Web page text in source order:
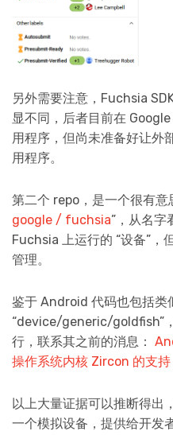
另外需要注意，Fuchsia
显不同，后者目前在
用程序，但尚未准备好让外
用程序。
第二个 repo，是一个很有意
google / fuchsia”，从名字
Fuchsia 上运行的 “设备”
管理。
鉴于 Android 代码也包括类
“device/generic/goldfish”
行，联系其之前的消息：
操作系统内核 Zircon 的支持
以上大量证据可以推断得出
一个模拟设备，提供给开发